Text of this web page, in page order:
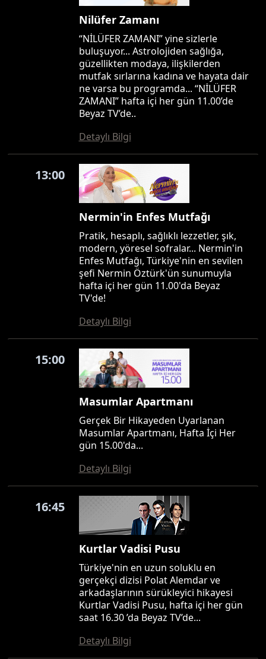
Nilüfer Zamanı
“NİLÜFER ZAMANI” yine sizlerle
buluşuyor... Astrolojiden sağlığa,
güzellikten modaya, ilişkilerden
mutfak sırlarına kadına ve hayata dair
ne varsa bu programda... “NİLÜFER
ZAMANI” hafta içi her gün 11.00’de
Beyaz TV’de..
Detaylı Bilgi
13:00
Nermin'in Enfes Mutfağı
Pratik, hesaplı, sağlıklı lezzetler, şık,
modern, yöresel sofralar... Nermin'in
Enfes Mutfağı, Türkiye'nin en sevilen
şefi Nermin Öztürk'ün sunumuyla
hafta içi her gün 11.00'da Beyaz
TV'de!
Detaylı Bilgi
15:00
Masumlar Apartmanı
Gerçek Bir Hikayeden Uyarlanan
Masumlar Apartmanı, Hafta İçi Her
gün 15.00'da...
Detaylı Bilgi
16:45
Kurtlar Vadisi Pusu
Türkiye'nin en uzun soluklu en
gerçekçi dizisi Polat Alemdar ve
arkadaşlarının sürükleyici hikayesi
Kurtlar Vadisi Pusu, hafta içi her gün
saat 16.30 ’da Beyaz TV’de...
Detaylı Bilgi